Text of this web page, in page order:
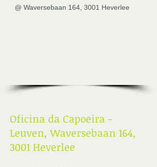
@ Waversebaan 164, 3001 Heverlee
Oficina da Capoeira -
Leuven, Waversebaan 164,
3001 Heverlee